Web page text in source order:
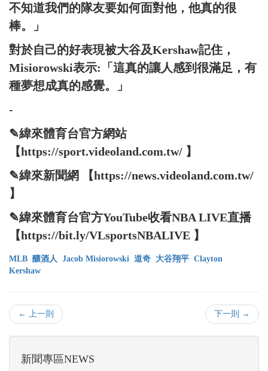
不知道我們的隊友要如何面對他，他真的很
棒。」
對於自己的好表現被大谷及Kershaw記住，
Misiorowski表示:「這真的讓人感到很滿足，有
種夢想成真的感覺。」
-
✎緯來體育台官方網站
【https://sport.videoland.com.tw/ 】
✎緯來新聞網 【https://news.videoland.com.tw/
】
✎緯來體育台官方YouTube收看NBA LIVE直播
【https://bit.ly/VLsportsNBALIVE 】
MLB 釀酒人 Jacob Misiorowski 道奇 大谷翔平 Clayton
Kershaw
← 上一則 下一則 →
新聞專區NEWS